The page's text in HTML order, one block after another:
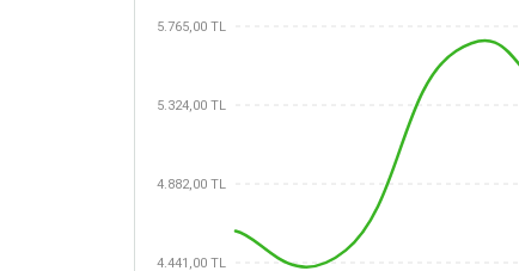
5.765,00 TL
5.324,00 TL
4.882,00 TL
4.441,00 TL